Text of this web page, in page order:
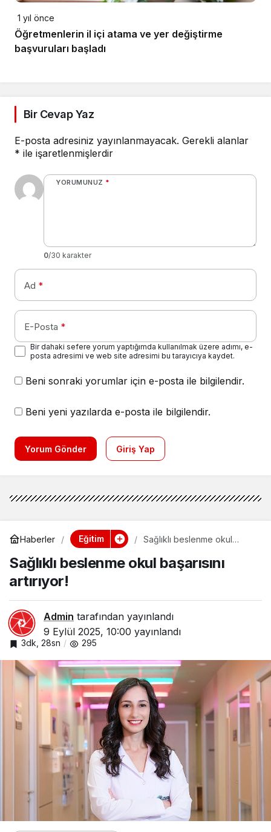
1 yıl önce
Öğretmenlerin il içi atama ve yer değiştirme
başvuruları başladı
Bir Cevap Yaz
E-posta adresiniz yayınlanmayacak. Gerekli alanlar
* ile işaretlenmişlerdir
YORUMUNUZ *
0/30 karakter
Ad *
E-Posta *
Bir dahaki sefere yorum yaptığımda kullanılmak üzere adımı, e-
posta adresimi ve web site adresimi bu tarayıcıya kaydet.
Beni sonraki yorumlar için e-posta ile bilgilendir.
Beni yeni yazılarda e-posta ile bilgilendir.
Yorum Gönder Giriş Yap
Haberler Eğitim
Sağlıklı beslenme okul
Sağlıklı beslenme okul başarısını
artırıyor!
Admin tarafından yayınlandı
9 Eylül 2025, 10:00 yayınlandı
3dk, 28sn 295